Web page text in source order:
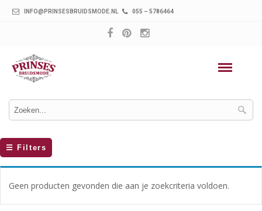
INFO@PRINSESBRUIDSMODE.NL 055 – 5786464
☰ Filters
Geen producten gevonden die aan je zoekcriteria voldoen.